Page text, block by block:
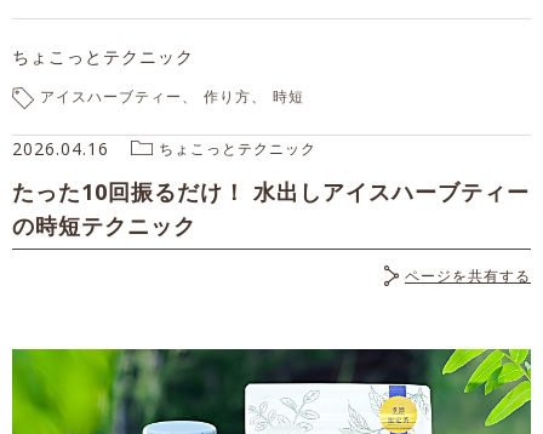
ちょこっとテクニック
アイスハーブティー 作り方 時短
2026.04.16 ちょこっとテクニック
たった10回振るだけ！ 水出しアイスハーブティー
の時短テクニック
ページを共有する